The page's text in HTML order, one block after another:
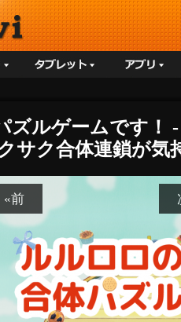
ズルゲームです！
サク合体連鎖が気
«前